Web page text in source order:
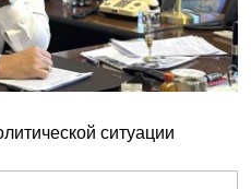
ситуации